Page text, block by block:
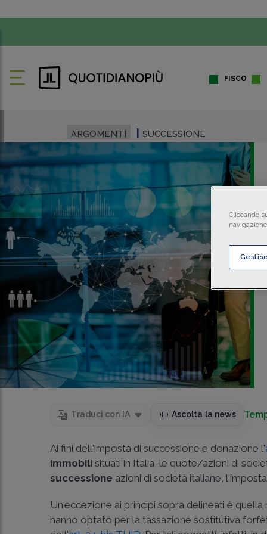
FISCO
ARGOMENTI SUCCESSIONE
Traduci con IA Ascolta la news
Ai fini dell'imposta di successione e donazione l'
immobilisituati in Italia, le quote/azioni di
successione azioni di società italiane,
Un'eccezione ai principi sopra delineati è
hanno optato per la tassazione sostitutiva
Cliccando